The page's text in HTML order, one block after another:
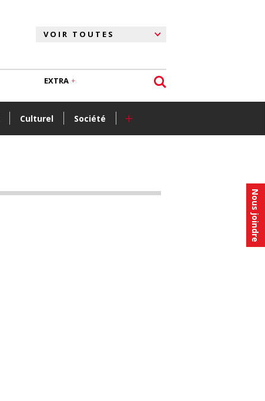
Nous joindre
Culturel Société +
EXTRA